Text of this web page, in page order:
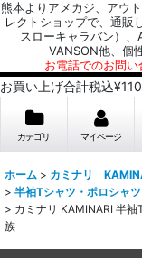
熊本よりアメカジ、アウ
レクトショップで、通
スローキャラバン）、
VANSON他、個
お電話でのお問
お買い上げ合計税込
カテゴリ マイページ
ホーム > カミナリ
> 半袖Tシャツ・ポロシャツ
> カミナリ KAMINARI 半
族